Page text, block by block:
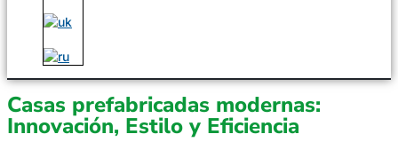
Casas prefabricadas modernas:
Innovación, Estilo y Eficiencia